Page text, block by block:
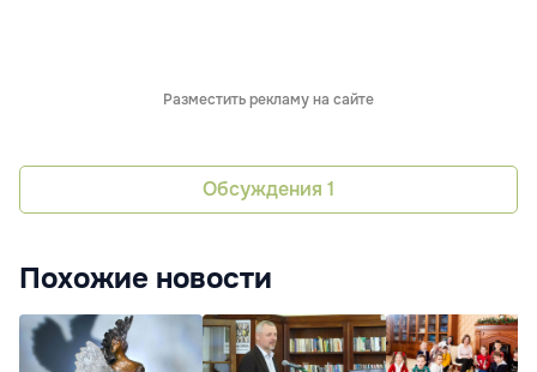
Разместить рекламу на сайте
Обсуждения 1
Похожие новости